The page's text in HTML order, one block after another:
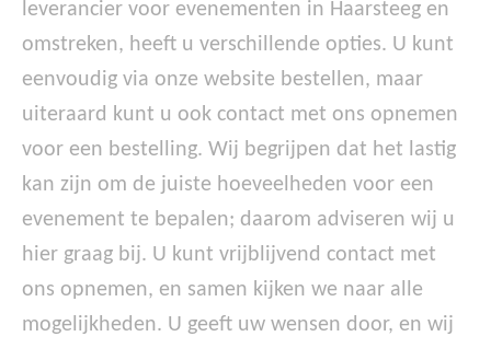
leverancier voor evenementen in Haarsteeg en
omstreken, heeft u verschillende opties. U kunt
eenvoudig via onze website bestellen, maar
uiteraard kunt u ook contact met ons opnemen
voor een bestelling. Wij begrijpen dat het lastig
kan zijn om de juiste hoeveelheden voor een
evenement te bepalen; daarom adviseren wij u
hier graag bij. U kunt vrijblijvend contact met
ons opnemen, en samen kijken we naar alle
mogelijkheden. U geeft uw wensen door, en wij